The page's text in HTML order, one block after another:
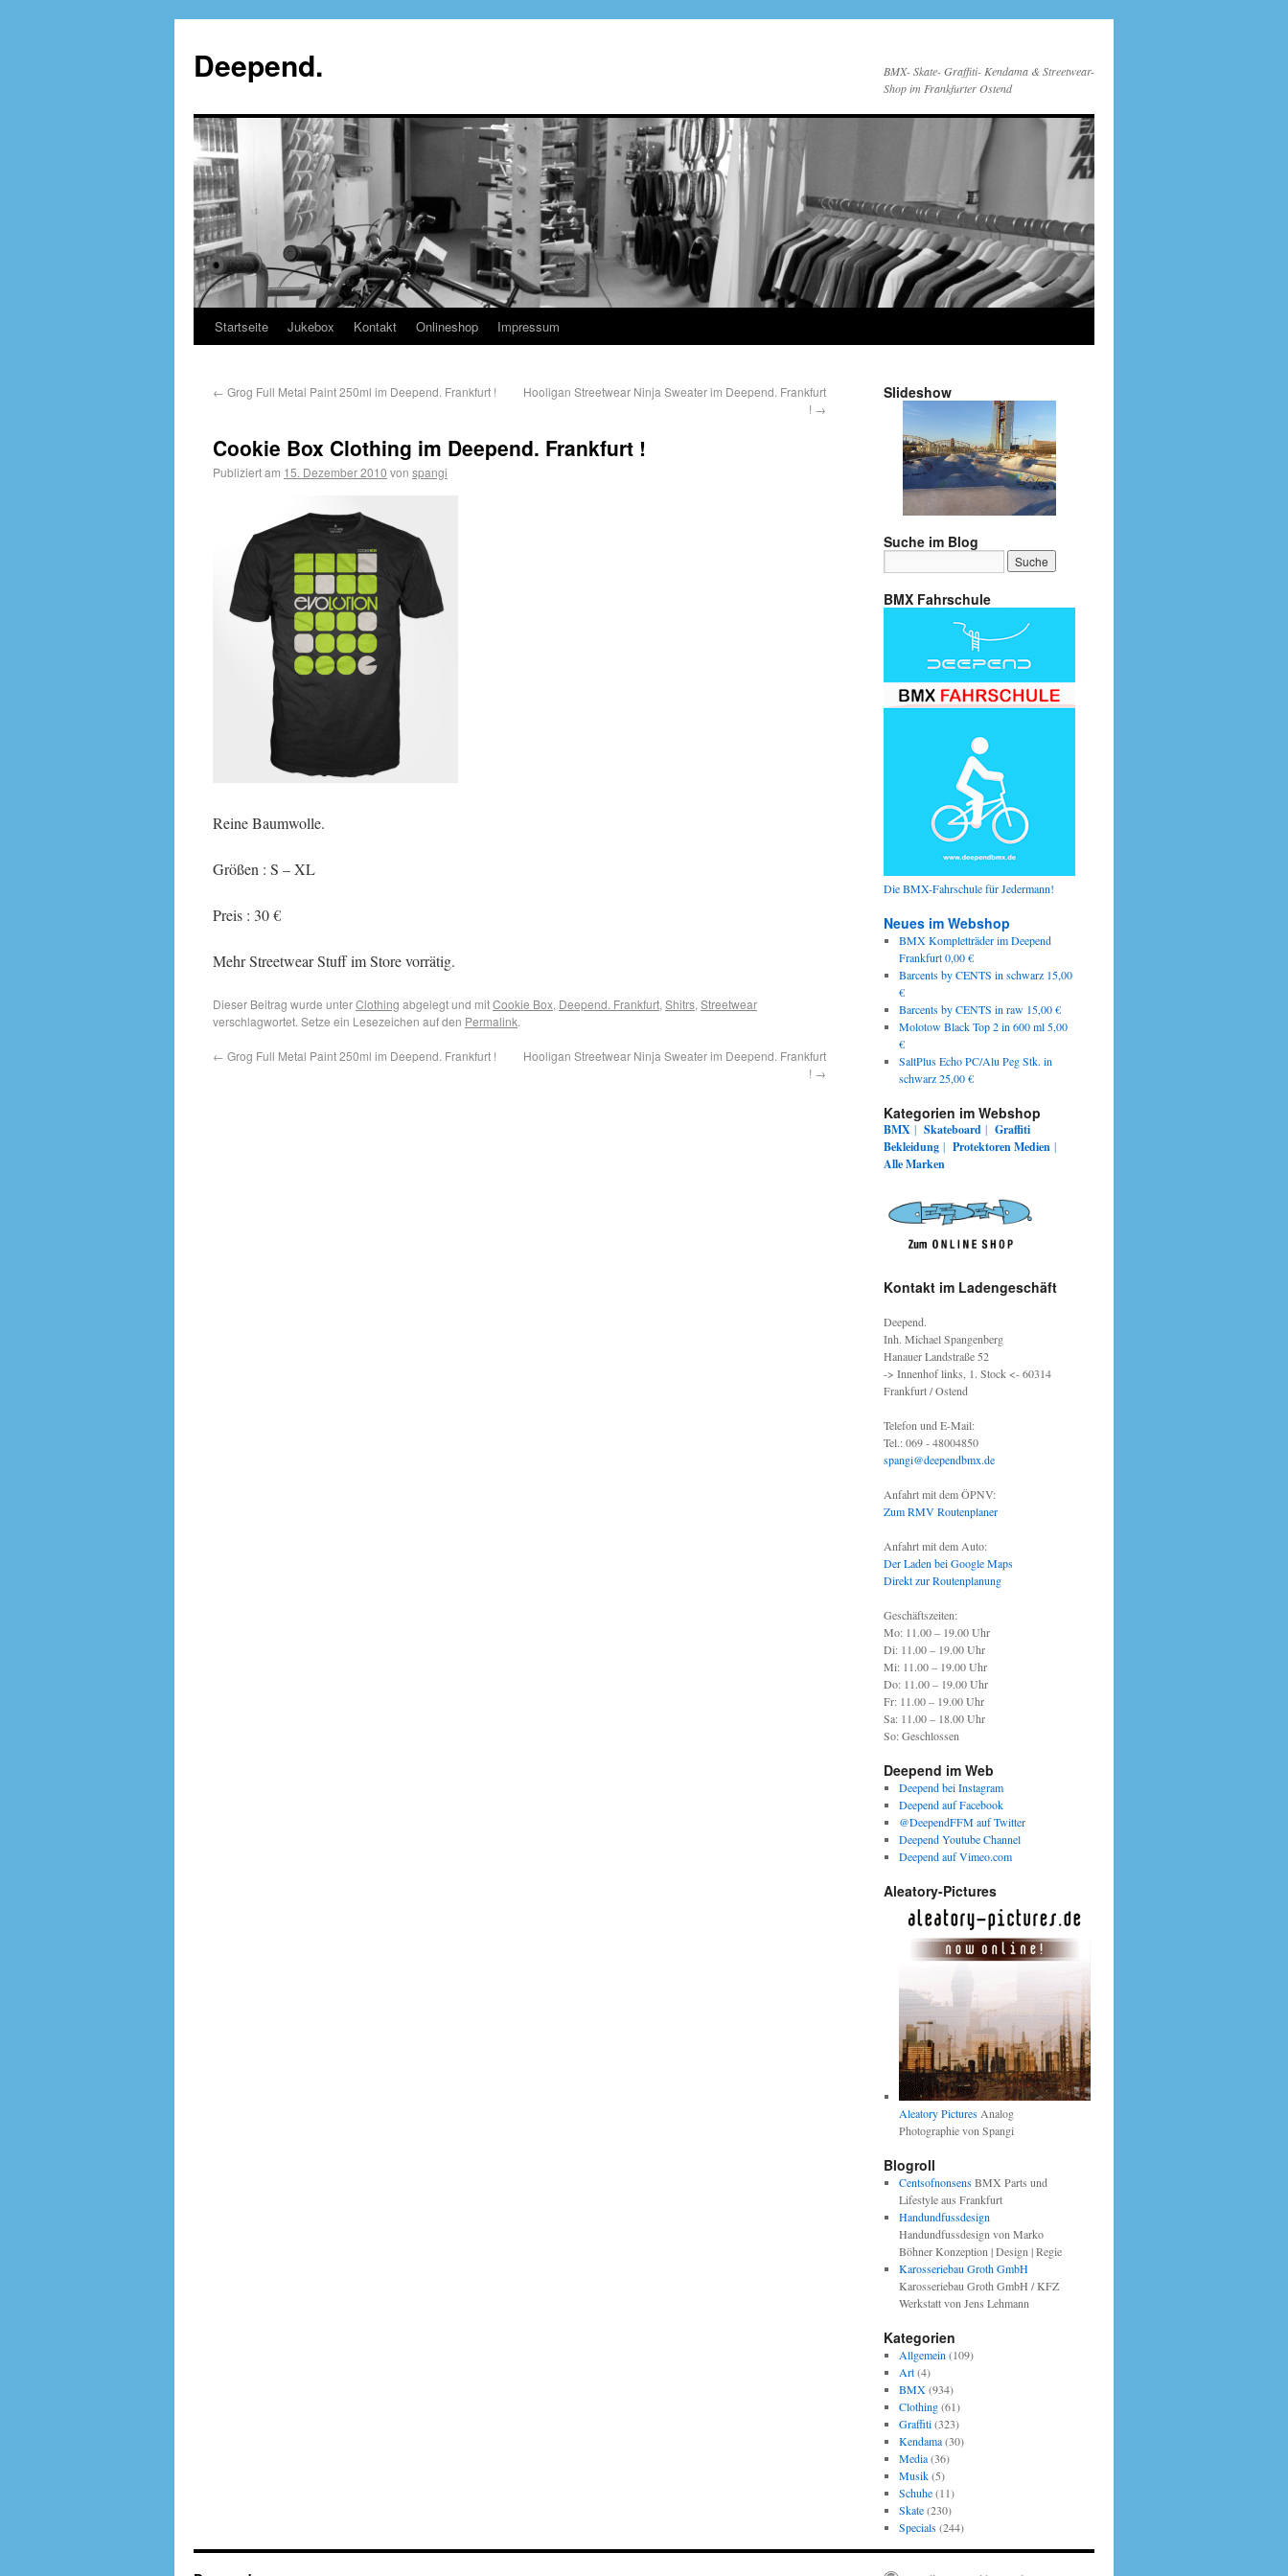
Deepend.
BMX- Skate- Graffiti- Kendama & Streetwear-
Shop im Frankfurter Ostend
Startseite Jukebox Kontakt Onlineshop Impressum
← Grog Full Metal Paint 250ml im Deepend. Frankfurt !
Hooligan Streetwear Ninja Sweater im Deepend. Frankfurt
! →
Cookie Box Clothing im Deepend. Frankfurt !
Publiziert am 15. Dezember 2010 von spangi
Reine Baumwolle.
Größen : S – XL
Preis : 30 €
Mehr Streetwear Stuff im Store vorrätig.
Dieser Beitrag wurde unterClothing abgelegt und mitCookie Box, Deepend. Frankfurt, Shitrs, Streetwear
verschlagwortet. Setze ein Lesezeichen auf den Permalink.
← Grog Full Metal Paint 250ml im Deepend. Frankfurt !
Hooligan Streetwear Ninja Sweater im Deepend. Frankfurt
! →
Slideshow
Suche im Blog
BMX Fahrschule
Die BMX-Fahrschule für Jedermann!
Neues im Webshop
BMX Kompletträder im Deepend
Frankfurt 0,00 €
Barcents by CENTS in schwarz 15,00
€
Barcents by CENTS in raw 15,00 €
Molotow Black Top 2 in 600 ml 5,00
€
SaltPlus Echo PC/Alu Peg Stk. in
schwarz 25,00 €
Kategorien im Webshop
BMX | Skateboard | Graffiti
Bekleidung | ProtektorenMedien |
Alle Marken
Kontakt im Ladengeschäft
Deepend.
Inh. Michael Spangenberg
Hanauer Landstraße 52
-> Innenhof links, 1. Stock <- 60314
Frankfurt / Ostend
Telefon und E-Mail:
Tel.: 069 - 48004850
spangi@deependbmx.de
Anfahrt mit dem ÖPNV:
Zum RMV Routenplaner
Anfahrt mit dem Auto:
Der Laden bei Google Maps
Direkt zur Routenplanung
Geschäftszeiten:
Mo: 11.00 – 19.00 Uhr
Di: 11.00 – 19.00 Uhr
Mi: 11.00 – 19.00 Uhr
Do: 11.00 – 19.00 Uhr
Fr: 11.00 – 19.00 Uhr
Sa: 11.00 – 18.00 Uhr
So: Geschlossen
Deepend im Web
Deepend bei Instagram
Deepend auf Facebook
@DeependFFM auf Twitter
Deepend Youtube Channel
Deepend auf Vimeo.com
Aleatory-Pictures
Aleatory PicturesAnalog
Photographie von Spangi
Blogroll
CentsofnonsensBMX Parts und
Lifestyle aus Frankfurt
Handundfussdesign
Handundfussdesign von Marko
Böhner Konzeption | Design | Regie
Karosseriebau Groth GmbH
Karosseriebau Groth GmbH / KFZ
Werkstatt von Jens Lehmann
Kategorien
Allgemein (109)
Art(4)
BMX(934)
Clothing(61)
Graffiti(323)
Kendama(30)
Media(36)
Musik(5)
Schuhe(11)
Skate(230)
Specials(244)